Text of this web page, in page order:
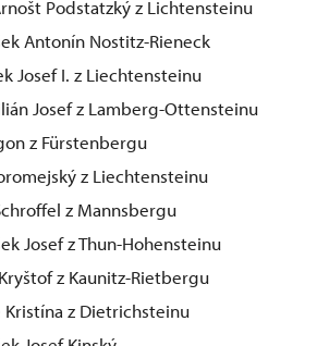
Podstatzký z Lichtensteinu
Antonín Nostitz-Rieneck
Josef I. z Liechtensteinu
Josef z Lamberg-Ottensteinu
z Fürstenbergu
z Liechtensteinu
z Mannsbergu
Josef z Thun-Hohensteinu
z Kaunitz-Rietbergu
Kristína z Dietrichsteinu